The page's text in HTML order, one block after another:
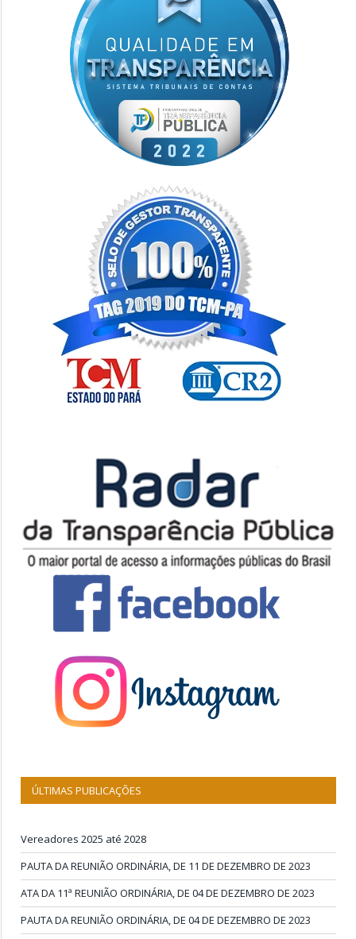
ÚLTIMAS PUBLICAÇÕES
Vereadores 2025 até 2028
PAUTA DA REUNIÃO ORDINÁRIA, DE 11 DE DEZEMBRO DE 2023
ATA DA 11ª REUNIÃO ORDINÁRIA, DE 04 DE DEZEMBRO DE 2023
PAUTA DA REUNIÃO ORDINÁRIA, DE 04 DE DEZEMBRO DE 2023